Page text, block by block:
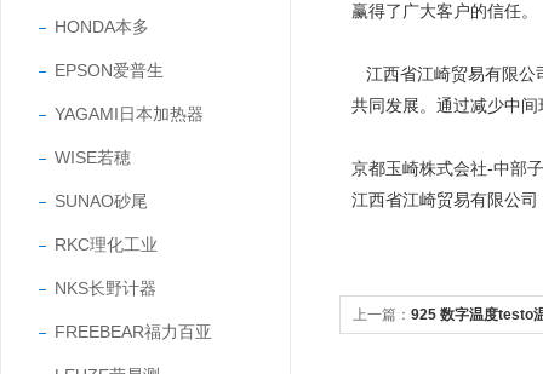
HONDA本多
EPSON爱普生
YAGAMI日本加热器
WISE若穂
SUNAO砂尾
RKC理化工业
NKS长野计器
FREEBEAR福力百亚
赢得了广大客户的信任
江西省江崎贸易有限公
共同发展。通过减少中
京都玉崎株式会社-中部
江西省江崎贸易有限公司
上一篇： 925 数字温度testo